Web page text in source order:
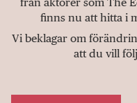
finns nu att hitta i
Vi beklagar om
att du vill